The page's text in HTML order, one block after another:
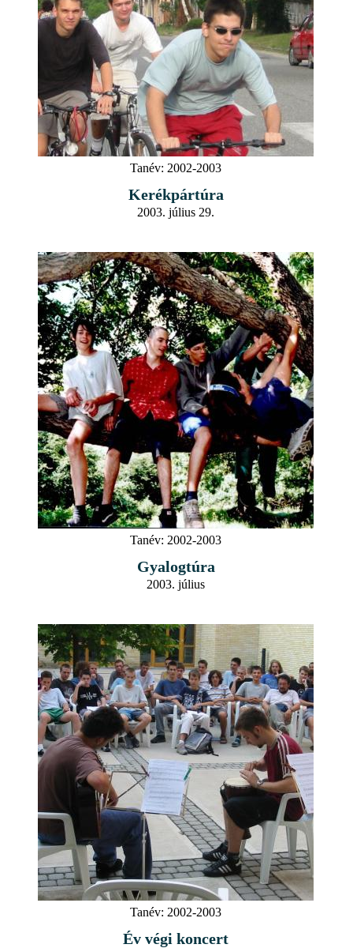
Tanév: 2002-2003
Kerékpártúra
2003. július 29.
Tanév: 2002-2003
Gyalogtúra
2003. július
Tanév: 2002-2003
Év végi koncert